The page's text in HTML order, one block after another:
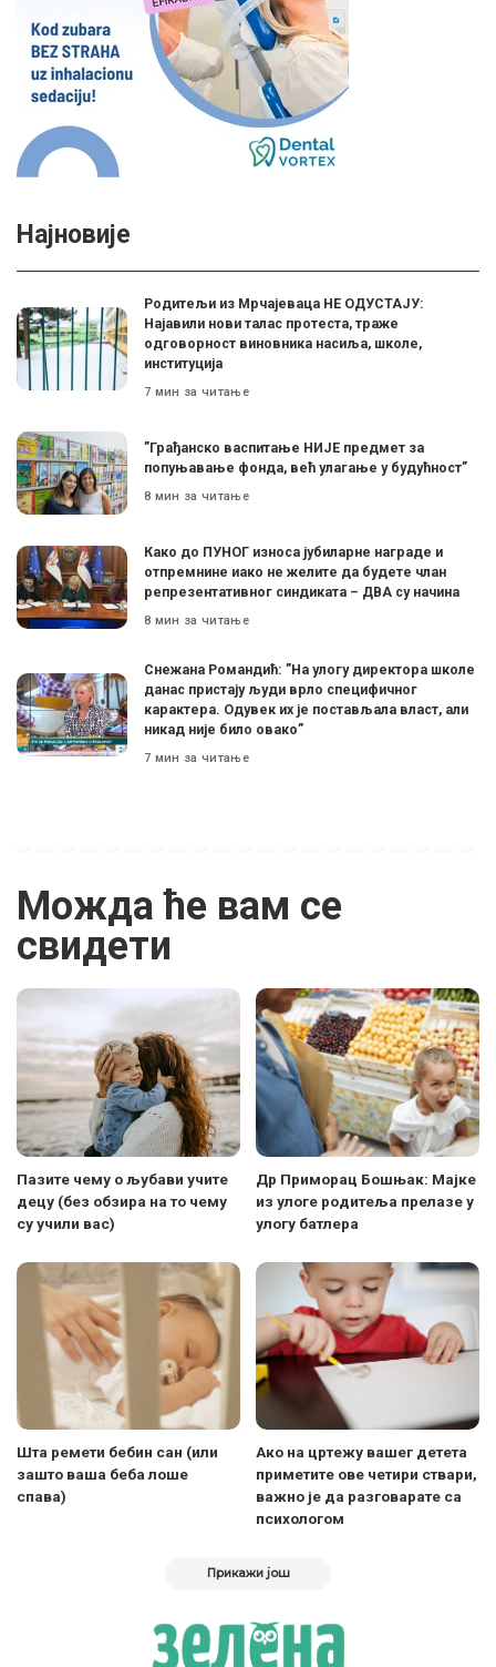
Најновије
Родитељи из Мрчајеваца НЕ ОДУСТАЈУ:
Најавили нови талас протеста, траже
одговорност виновника насиља, школе,
институција
7 мин за читање
”Грађанско васпитање НИЈЕ предмет за
попуњавање фонда, већ улагање у будућност”
8 мин за читање
Како до ПУНОГ износа јубиларне награде и
отпремнине иако не желите да будете члан
репрезентативног синдиката – ДВА су начина
8 мин за читање
Снежана Романдић: ”На улогу директора школе
данас пристају људи врло специфичног
карактера. Одувек их је постављала власт, али
никад није било овако”
7 мин за читање
Можда ће вам се
свидети
Пазите чему о љубави учите
децу (без обзира на то чему
су учили вас)
Др Приморац Бошњак: Мајке
из улоге родитеља прелазе у
улогу батлера
Шта ремети бебин сан (или
зашто ваша беба лоше
спава)
Ако на цртежу вашег детета
приметите ове четири ствари,
важно је да разговарате са
психологом
Прикажи још